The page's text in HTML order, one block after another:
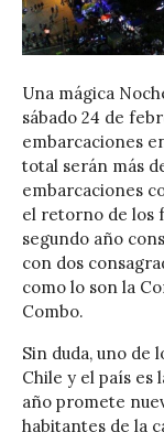
Una mágica
sábado 24 de
embarcaciones
total serán más
embarcaciones
el retorno de los
segundo año
con dos
como lo son la
Combo.
Sin duda, uno de
Chile y el país es
año promete
habitantes de la